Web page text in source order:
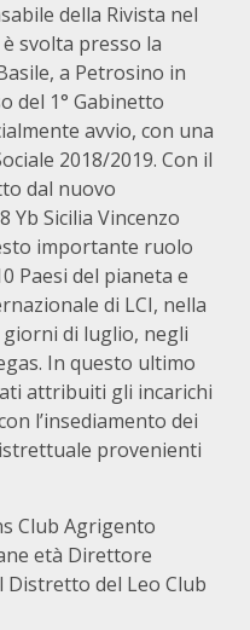
della Rivista nel
svolta presso la
a Petrosino in
del 1° Gabinetto
avvio, con una
2018/2019. Con il
dal nuovo
Sicilia Vincenzo
importante ruolo
Paesi del pianeta e
di LCI, nella
di luglio, negli
In questo ultimo
attribuiti gli incarichi
l’insediamento dei
provenienti
Club Agrigento
età Direttore
Distretto del Leo Club